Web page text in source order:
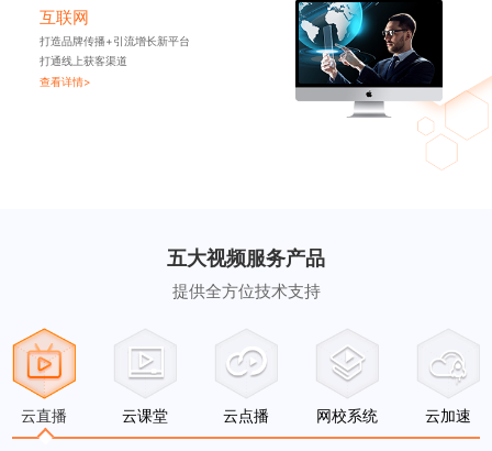
互联网
打造品牌传播+引流增长新平台
打通线上获客渠道
查看详情>
五大视频服务产品
提供全方位技术支持
云直播 云课堂 云点播 网校系统 云加速